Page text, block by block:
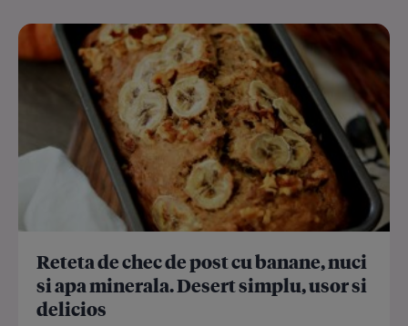
Reteta de chec de post cu banane, nuci
si apa minerala. Desert simplu, usor si
delicios